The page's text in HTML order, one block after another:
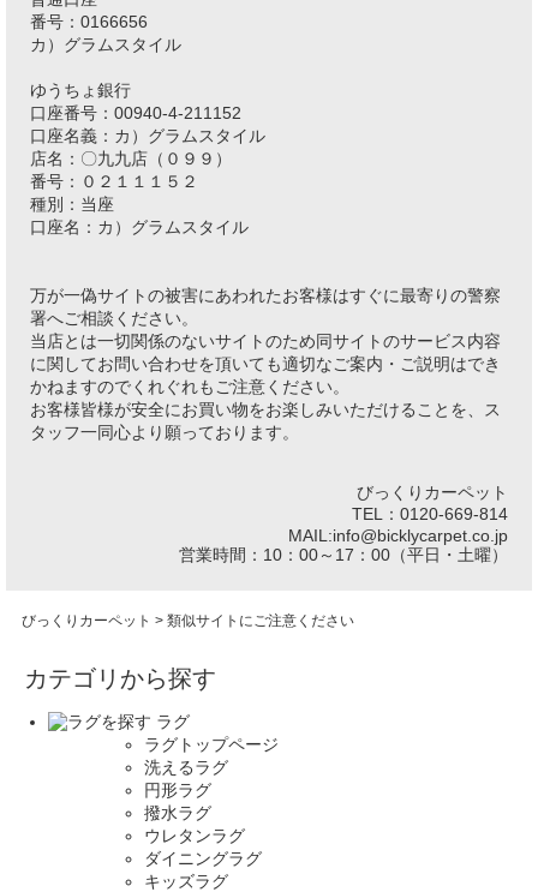
番号：0166656
カ）グラムスタイル
ゆうちょ銀行
口座番号：00940-4-211152
口座名義：カ）グラムスタイル
店名：〇九九店（０９９）
番号：０２１１１５２
種別：当座
口座名：カ）グラムスタイル
万が一偽サイトの被害にあわれたお客様はすぐに最寄りの警察
署へご相談ください。
当店とは一切関係のないサイトのため同サイトのサービス内容
に関してお問い合わせを頂いても適切なご案内・ご説明はでき
かねますのでくれぐれもご注意ください。
お客様皆様が安全にお買い物をお楽しみいただけることを、ス
タッフ一同心より願っております。
びっくりカーペット
TEL：0120-669-814
MAIL:info@bicklycarpet.co.jp
営業時間：10：00～17：00（平日・土曜）
びっくりカーペット > 類似サイトにご注意ください
カテゴリから探す
ラグ
ラグトップページ
洗えるラグ
円形ラグ
撥水ラグ
ウレタンラグ
ダイニングラグ
キッズラグ